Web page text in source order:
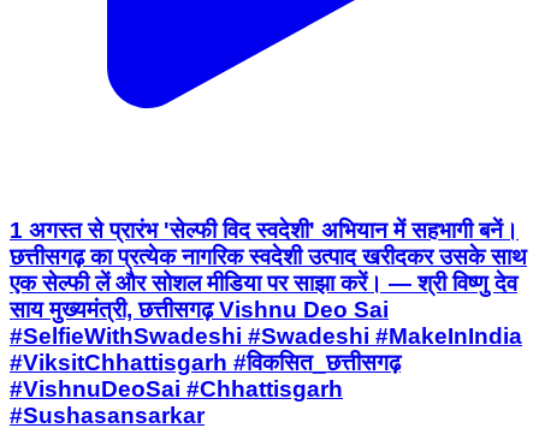
1 अगस्त से प्रारंभ 'सेल्फी विद स्वदेशी' अभियान में सहभागी बनें।
छत्तीसगढ़ का प्रत्येक नागरिक स्वदेशी उत्पाद खरीदकर उसके साथ
एक सेल्फी लें और सोशल मीडिया पर साझा करें। — श्री विष्णु देव
साय मुख्यमंत्री, छत्तीसगढ़ Vishnu Deo Sai
#SelfieWithSwadeshi #Swadeshi #MakeInIndia
#ViksitChhattisgarh #विकसित_छत्तीसगढ़
#VishnuDeoSai #Chhattisgarh
#Sushasansarkar